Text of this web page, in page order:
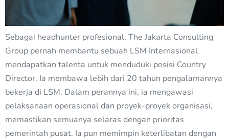
Sebagai headhunter profesional, The Jakarta Consulting
Group pernah membantu sebuah LSM Internasional
mendapatkan talenta untuk menduduki posisi Country
Director. Ia membawa lebih dari 20 tahun pengalamannya
bekerja di LSM. Dalam perannya ini, ia mengawasi
pelaksanaan operasional dan proyek-proyek organisasi,
memastikan semuanya selaras dengan prioritas
pemerintah pusat. Ia pun memimpin keterlibatan dengan